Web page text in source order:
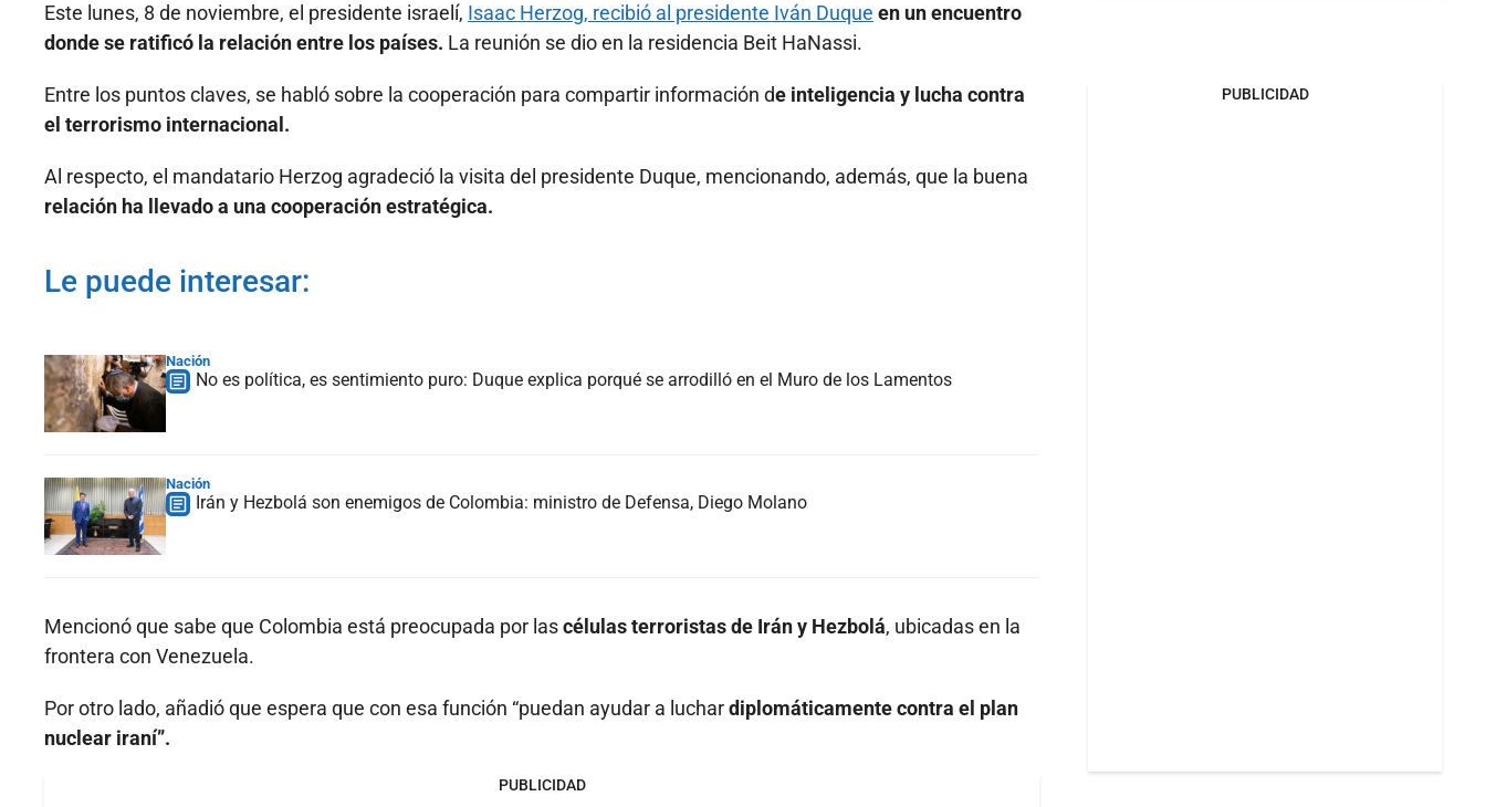
Este lunes, 8 de noviembre, el presidente israelí, Isaac Herzog, recibió al presidente Iván Duque en un encuentro
donde se ratificó la relación entre los países. La reunión se dio en la residencia Beit HaNassi.
Entre los puntos claves, se habló sobre la cooperación para compartir información de inteligencia y lucha contra
el terrorismo internacional.
Al respecto, el mandatario Herzog agradeció la visita del presidente Duque, mencionando, además, que la buena
relación ha llevado a una cooperación estratégica.
Le puede interesar:
Nación
No es política, es sentimiento puro: Duque explica porqué se arrodilló en el Muro de los Lamentos
Nación
Irán y Hezbolá son enemigos de Colombia: ministro de Defensa, Diego Molano
Mencionó que sabe que Colombia está preocupada por lascélulas terroristas de Irán y Hezbolá, ubicadas en la
frontera con Venezuela.
Por otro lado, añadió que espera que con esa función “puedan ayudar a luchardiplomáticamente contra el plan
nuclear iraní”.
PUBLICIDAD
PUBLICIDAD